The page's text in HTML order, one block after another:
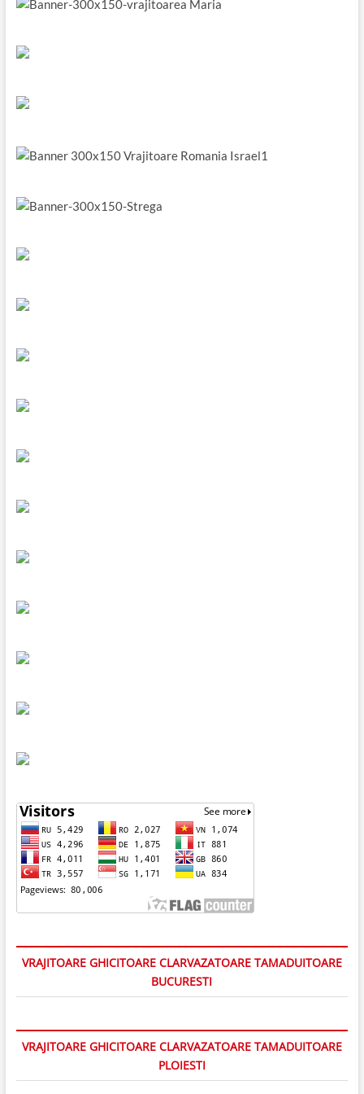
VRAJITOARE GHICITOARE CLARVAZATOARE TAMADUITOARE
BUCURESTI
VRAJITOARE GHICITOARE CLARVAZATOARE TAMADUITOARE
PLOIESTI